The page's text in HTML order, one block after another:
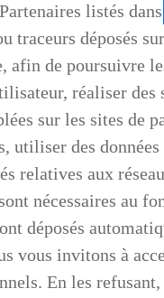
listés dans
traceurs déposés
afin de poursuivre
réaliser des
sur les sites de
utiliser des
relatives aux
nécessaires au
déposés
vous invitons à
En les